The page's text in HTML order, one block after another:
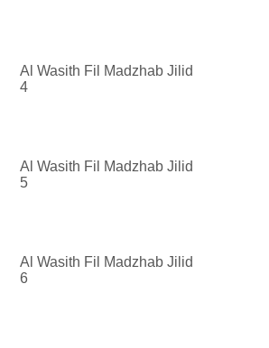
AlWasith Fil Madzhab Jilid
4
AlWasith Fil Madzhab Jilid
5
AlWasith Fil Madzhab Jilid
6